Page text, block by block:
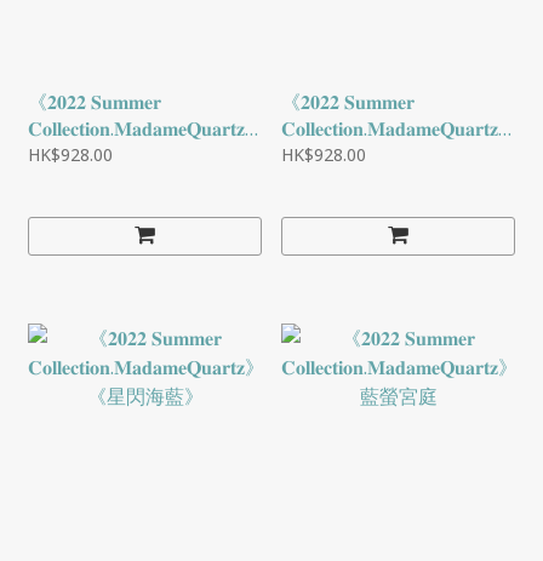
《𝟐𝟎𝟐𝟐 𝐒𝐮𝐦𝐦𝐞𝐫
𝐂𝐨𝐥𝐥𝐞𝐜𝐭𝐢𝐨𝐧.𝐌𝐚𝐝𝐚𝐦𝐞𝐐𝐮𝐚𝐫𝐭𝐳》-
《青靈葡萄》
HK$928.00
《𝟐𝟎𝟐𝟐 𝐒𝐮𝐦𝐦𝐞𝐫
𝐂𝐨𝐥𝐥𝐞𝐜𝐭𝐢𝐨𝐧.𝐌𝐚𝐝𝐚𝐦𝐞𝐐𝐮𝐚𝐫𝐭𝐳》-
《星光草莓晶》
HK$928.00